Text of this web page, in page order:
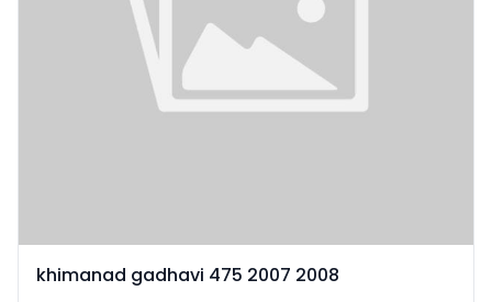
khimanad gadhavi 475 2007 2008